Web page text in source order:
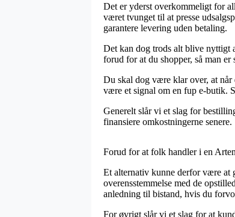
Det er yderst overkommeligt for
været tvunget til at presse
garantere levering uden betaling.
Det kan dog trods alt blive nyttigt
forud for at du shopper, så man
Du skal dog være klar over, at når
være et signal om en fup e-butik.
Generelt slår vi et slag for
finansiere omkostningerne senere.
Forud for at folk handler i en
Et alternativ kunne derfor være at
overensstemmelse med de
anledning til bistand, hvis du
For øvrigt slår vi et slag for at